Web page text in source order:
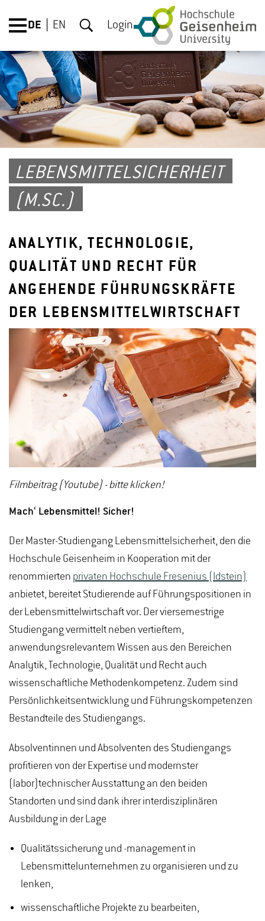
DE EN Login
LEBENSMITTELSICHERHEIT
(M.SC.)
ANALYTIK, TECHNOLOGIE,
QUALITÄT UND RECHT FÜR
ANGEHENDE FÜHRUNGSKRÄFTE
DER LEBENSMITTELWIRTSCHAFT
Filmbeitrag (Youtube) - bitte klicken!
Mach‘ Lebensmittel! Sicher!
Der Master-Studiengang Lebensmittelsicherheit, den die
Hochschule Geisenheim in Kooperation mit der
renommierten privaten Hochschule Fresenius (Idstein)
anbietet, bereitet Studierende auf Führungspositionen in
der Lebensmittelwirtschaft vor. Der viersemestrige
Studiengang vermittelt neben vertieftem,
anwendungsrelevantem Wissen aus den Bereichen
Analytik, Technologie, Qualität und Recht auch
wissenschaftliche Methodenkompetenz. Zudem sind
Persönlichkeitsentwicklung und Führungskompetenzen
Bestandteile des Studiengangs.
Absolventinnen und Absolventen des Studiengangs
profitieren von der Expertise und modernster
(labor)technischer Ausstattung an den beiden
Standorten und sind dank ihrer interdisziplinären
Ausbildung in der Lage
Qualitätssicherung und -management in
Lebensmittelunternehmen zu organisieren und zu
lenken,
wissenschaftliche Projekte zu bearbeiten,